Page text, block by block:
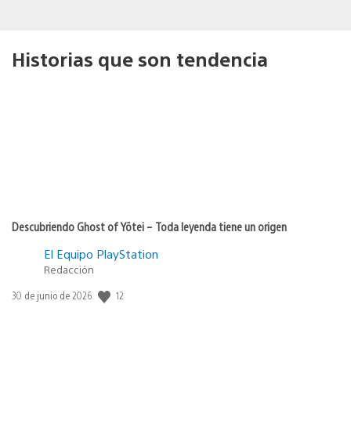
Historias que son tendencia
Descubriendo Ghost of Yōtei – Toda leyenda tiene un origen
El Equipo PlayStation
Redacción
Fecha
30 de junio de 2026 12